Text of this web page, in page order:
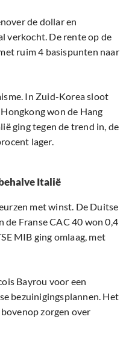
de dollar en
verkocht. De rente op de
ruim 4 basispunten naar
In Zuid-Korea sloot
won de Hang
ging tegen de trend in, de
lager.
Italië
met winst. De Duitse
de Franse CAC 40 won 0,4
MIB ging omlaag, met
Bayrou voor een
bezuinigingsplannen. Het
zorgen over